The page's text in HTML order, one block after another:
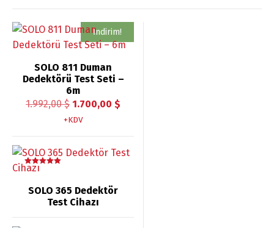
İndirim!
SOLO 811 Duman
Dedektörü Test Seti –
6m
1.992,00$ Orijinal
fiyat:
1.700,00 $
1.700,00 $.
+KDV
5 üzerinden
SOLO 365 Dedektör
Test Cihazı